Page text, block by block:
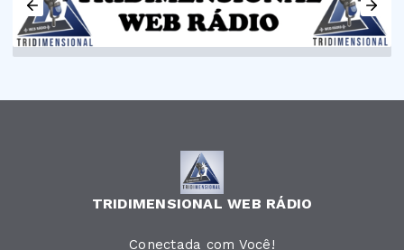
TRIDIMENSIONAL WEB RÁDIO
Conectada com Você!